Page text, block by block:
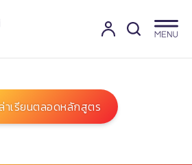
าเรียนตลอดหลักสูตร